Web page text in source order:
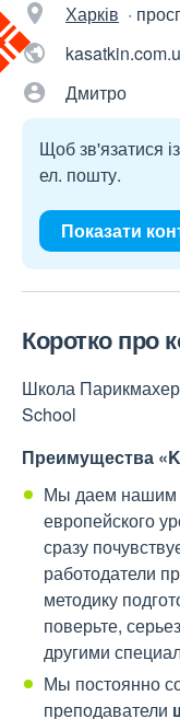
Харків ·
Дмитро
Щоб зв'язатися
ел. пошту.
Показати
Коротко про
Школа
School
Преимущества
Мы даем нашим
европейского
сразу
работодатели
методику
поверьте,
другими
Мы постоянно
преподаватели